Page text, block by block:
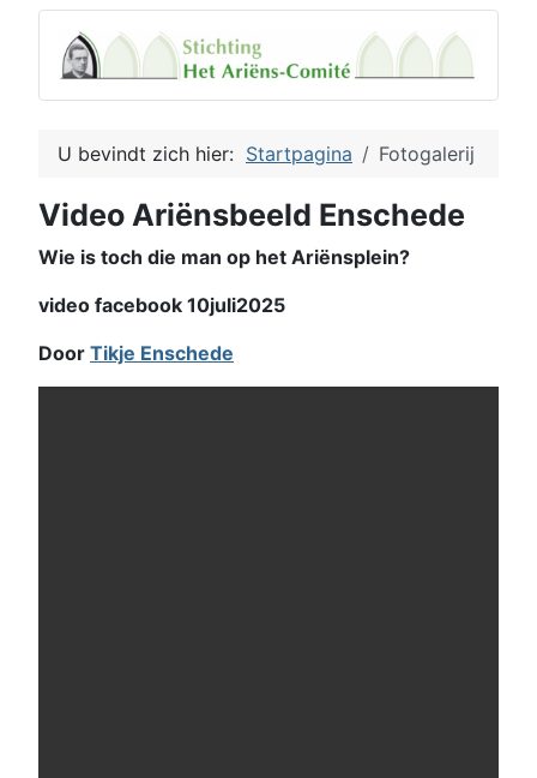
U bevindt zich hier: Startpagina Fotogalerij
Video Ariënsbeeld Enschede
Wie is toch die man op het Ariënsplein?
video facebook 10juli2025
Door Tikje Enschede